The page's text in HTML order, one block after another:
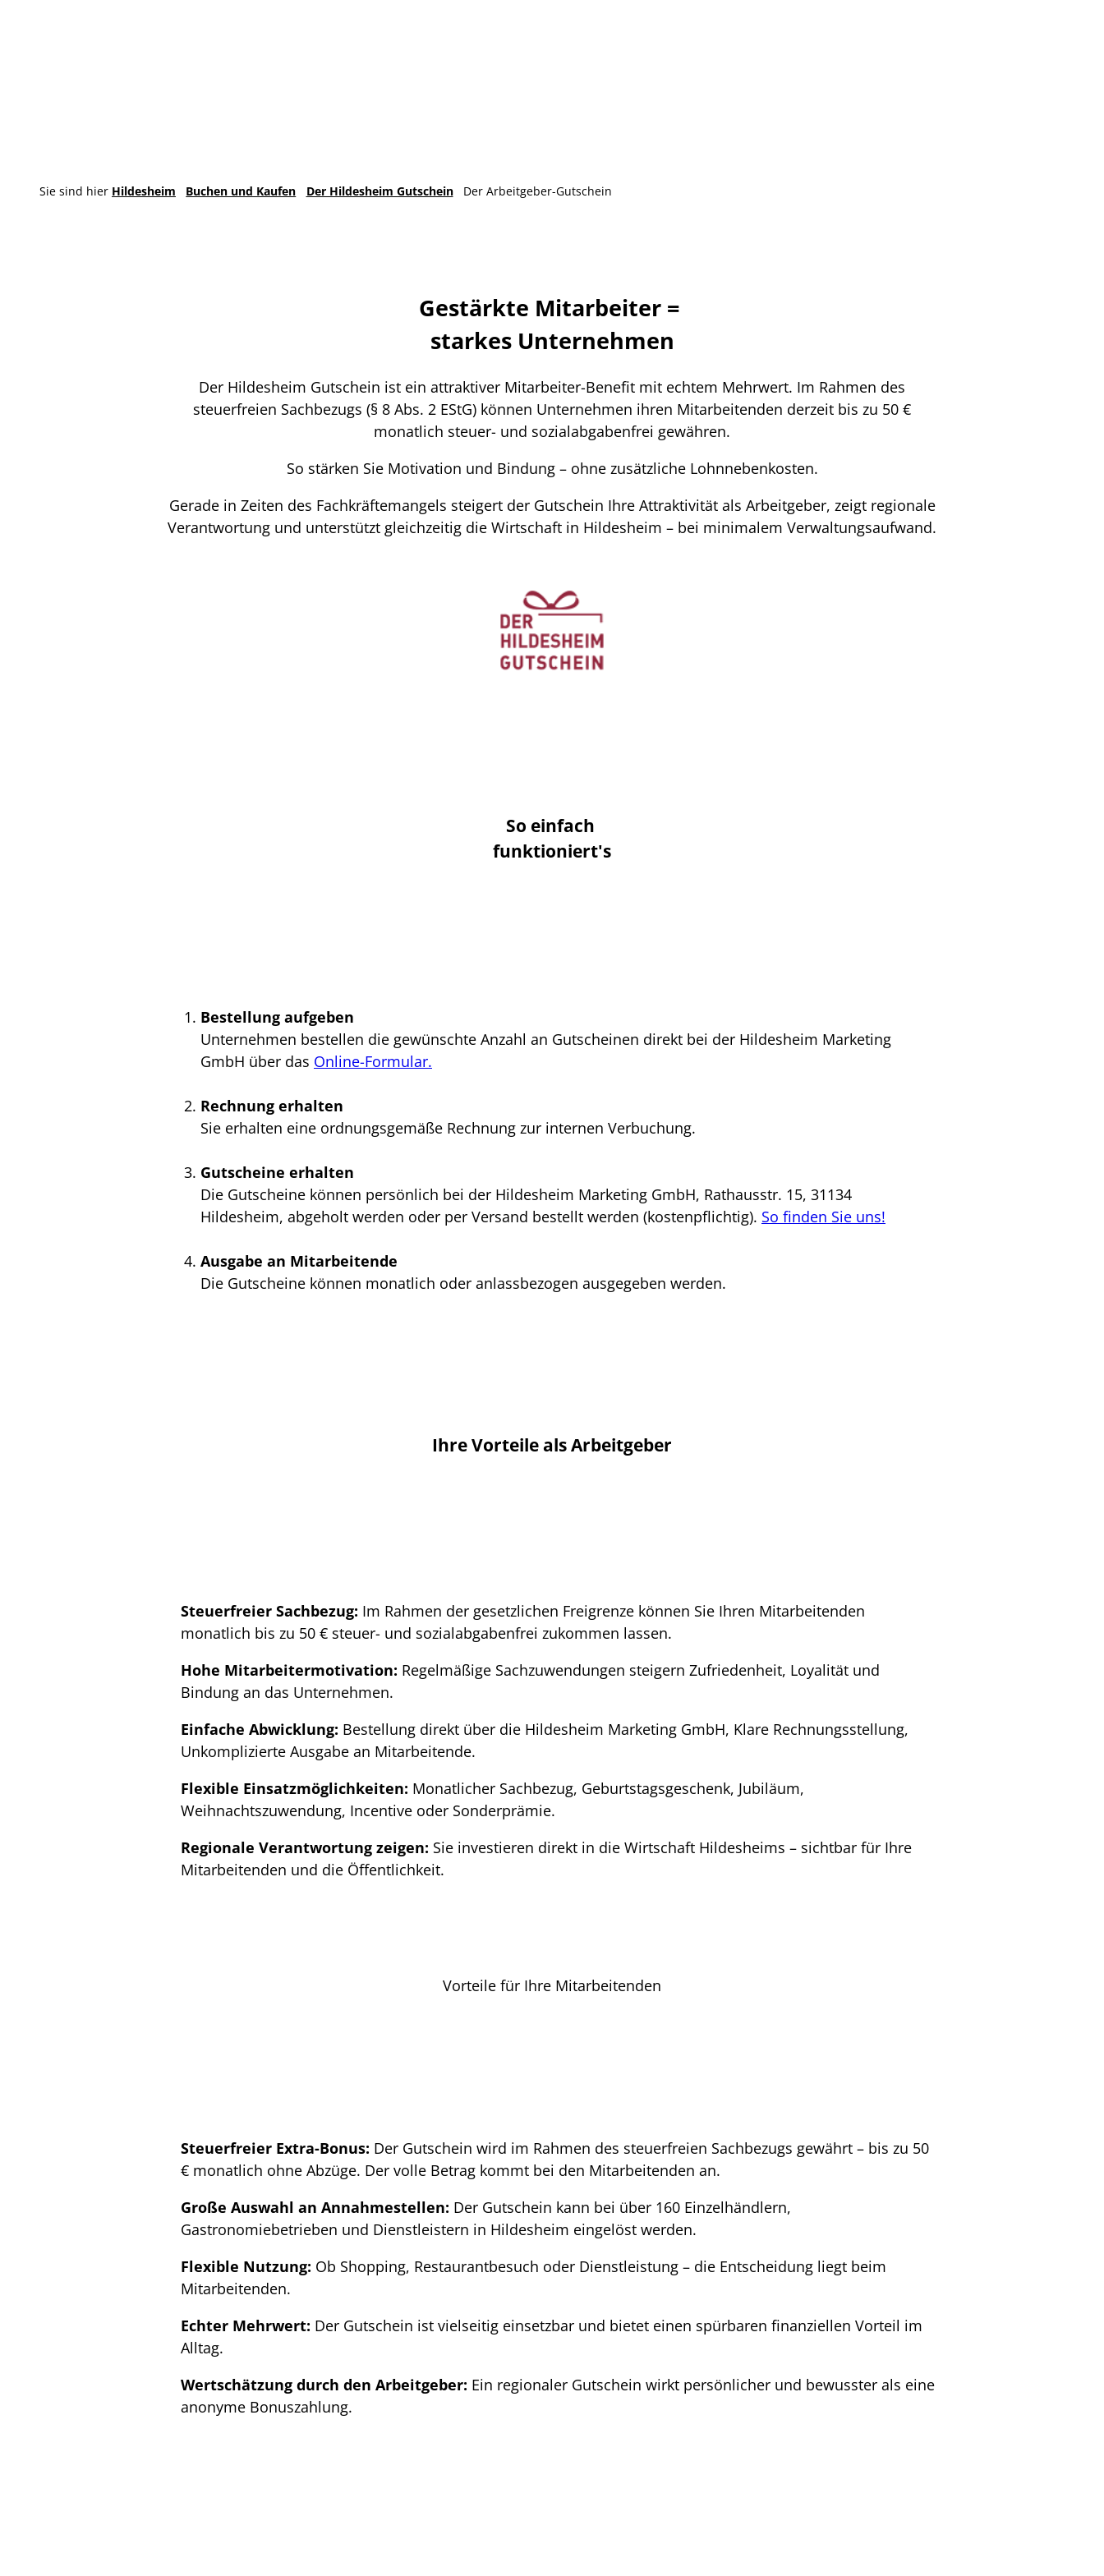
Sie sind hier Hildesheim Buchen und Kaufen Der Hildesheim Gutschein Der Arbeitgeber-Gutschein
Gestärkte Mitarbeiter =
starkes Unternehmen
Der Hildesheim Gutschein ist ein attraktiver Mitarbeiter-Benefit mit echtem Mehrwert. Im Rahmen des
steuerfreien Sachbezugs (§ 8 Abs. 2 EStG) können Unternehmen ihren Mitarbeitenden derzeit bis zu 50 €
monatlich steuer- und sozialabgabenfrei gewähren.
So stärken Sie Motivation und Bindung – ohne zusätzliche Lohnnebenkosten.
Gerade in Zeiten des Fachkräftemangels steigert der Gutschein Ihre Attraktivität als Arbeitgeber, zeigt regionale
Verantwortung und unterstützt gleichzeitig die Wirtschaft in Hildesheim – bei minimalem Verwaltungsaufwand.
So einfach
funktioniert's
Bestellung aufgeben
Unternehmen bestellen die gewünschte Anzahl an Gutscheinen direkt bei der Hildesheim Marketing
GmbH über das Online-Formular.
Rechnung erhalten
Sie erhalten eine ordnungsgemäße Rechnung zur internen Verbuchung.
Gutscheine erhalten
Die Gutscheine können persönlich bei der Hildesheim Marketing GmbH, Rathausstr. 15, 31134
Hildesheim, abgeholt werden oder per Versand bestellt werden (kostenpflichtig). So finden Sie uns!
Ausgabe an Mitarbeitende
Die Gutscheine können monatlich oder anlassbezogen ausgegeben werden.
Ihre Vorteile als Arbeitgeber
Steuerfreier Sachbezug: Im Rahmen der gesetzlichen Freigrenze können Sie Ihren Mitarbeitenden
monatlich bis zu 50 € steuer- und sozialabgabenfrei zukommen lassen.
Hohe Mitarbeitermotivation: Regelmäßige Sachzuwendungen steigern Zufriedenheit, Loyalität und
Bindung an das Unternehmen.
Einfache Abwicklung: Bestellung direkt über die Hildesheim Marketing GmbH, Klare Rechnungsstellung,
Unkomplizierte Ausgabe an Mitarbeitende.
Flexible Einsatzmöglichkeiten: Monatlicher Sachbezug, Geburtstagsgeschenk, Jubiläum,
Weihnachtszuwendung, Incentive oder Sonderprämie.
Regionale Verantwortung zeigen: Sie investieren direkt in die Wirtschaft Hildesheims – sichtbar für Ihre
Mitarbeitenden und die Öffentlichkeit.
Vorteile für Ihre Mitarbeitenden
Steuerfreier Extra-Bonus: Der Gutschein wird im Rahmen des steuerfreien Sachbezugs gewährt – bis zu 50
€ monatlich ohne Abzüge. Der volle Betrag kommt bei den Mitarbeitenden an.
Große Auswahl an Annahmestellen: Der Gutschein kann bei über 160 Einzelhändlern,
Gastronomiebetrieben und Dienstleistern in Hildesheim eingelöst werden.
Flexible Nutzung: Ob Shopping, Restaurantbesuch oder Dienstleistung – die Entscheidung liegt beim
Mitarbeitenden.
Echter Mehrwert: Der Gutschein ist vielseitig einsetzbar und bietet einen spürbaren finanziellen Vorteil im
Alltag.
Wertschätzung durch den Arbeitgeber: Ein regionaler Gutschein wirkt persönlicher und bewusster als eine
anonyme Bonuszahlung.